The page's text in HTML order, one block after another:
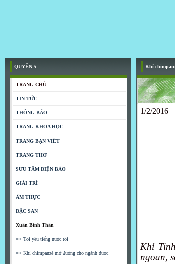
QUYỂN 5
TRANG CHỦ
TIN TỨC
THÔNG BÁO
TRANG KHOA HỌC
TRANG BẠN VIẾT
TRANG THƠ
SƯU TẦM ĐIỆN BÁO
GIẢI TRÍ
ẨM THỰC
ĐẶC SAN
Xuân Bính Thân
=> Tôi yêu tiếng nước tôi
=> Khỉ chimpanzé mở đường cho ngành dược
Khỉ
1/2/2016
Khỉ
ngoan,